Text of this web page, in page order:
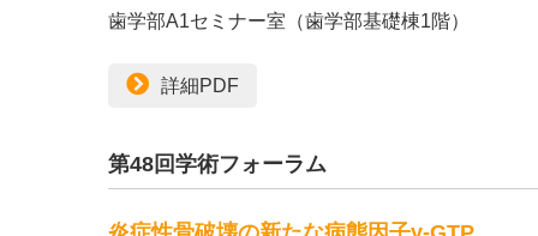
歯学部A1セミナー室（歯学部基礎棟1階）
詳細PDF
第48回学術フォーラム